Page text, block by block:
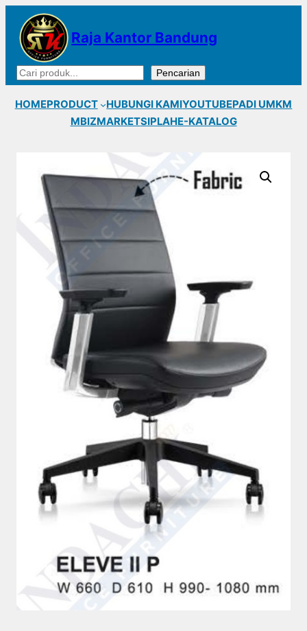
Lewati
konten
Raja Kantor Bandung
Cari Pencarian
HOMEPRODUCT HUBUNGI KAMIYOUTUBEPADI UMKM
MBIZMARKETSIPLAHE-KATALOG